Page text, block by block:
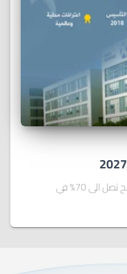
سجل الأن بأفضل الأقساط وأحصل على منح تصل الى 70% في